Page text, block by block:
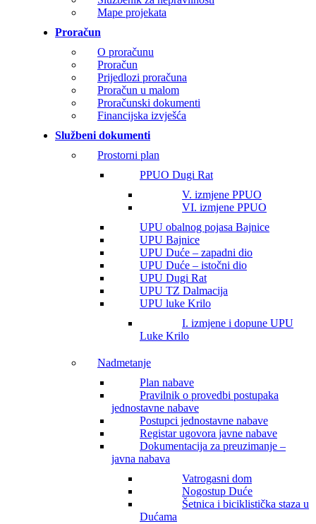
Mape projekata
Proračun
O proračunu
Proračun
Prijedlozi proračuna
Proračun u malom
Proračunski dokumenti
Financijska izvješća
Službeni dokumenti
Prostorni plan
PPUO Dugi Rat
V. izmjene PPUO
VI. izmjene PPUO
UPU obalnog pojasa Bajnice
UPU Bajnice
UPU Duće – zapadni dio
UPU Duće – istočni dio
UPU Dugi Rat
UPU TZ Dalmacija
UPU luke Krilo
I. izmjene i dopune UPU
Luke Krilo
Nadmetanje
Plan nabave
Pravilnik o provedbi postupaka
jednostavne nabave
Postupci jednostavne nabave
Registar ugovora javne nabave
Dokumentacija za preuzimanje –
javna nabava
Vatrogasni dom
Nogostup Duće
Šetnica i biciklistička staza u
Dućama